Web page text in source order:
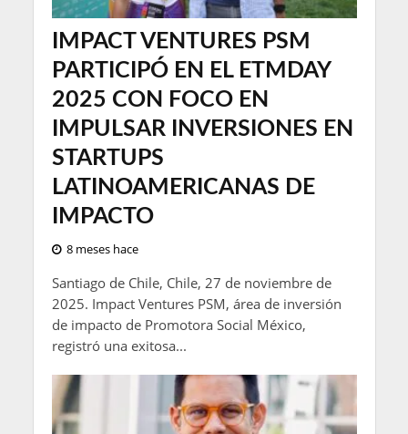
IMPACT VENTURES PSM
PARTICIPÓ EN EL ETMDAY
2025 CON FOCO EN
IMPULSAR INVERSIONES EN
STARTUPS
LATINOAMERICANAS DE
IMPACTO
8 meses hace
Santiago de Chile, Chile, 27 de noviembre de
2025. Impact Ventures PSM, área de inversión
de impacto de Promotora Social México,
registró una exitosa...